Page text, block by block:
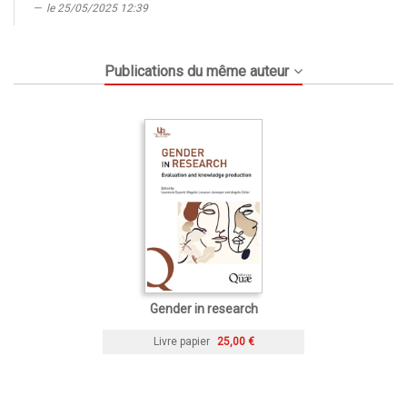
le 25/05/2025 12:39
Publications du même auteur
Gender in research
Livre papier 25,00 €